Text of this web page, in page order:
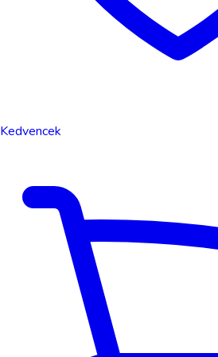
Kedvencek